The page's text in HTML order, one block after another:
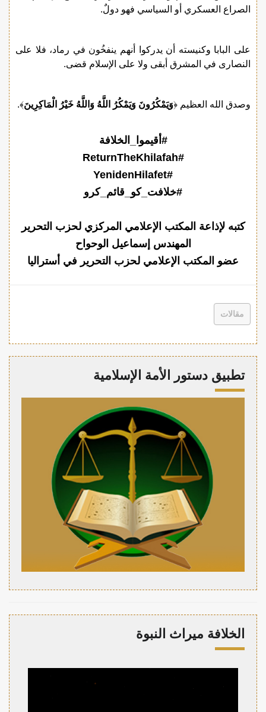
الصراع العسكري أو السياسي فهو دولٌ.
على البابا وكنيسته أن يدركوا أنهم ينفخُون في رماد، فلا على
النصارى في المشرق أبقى ولا على الإسلام قضى.
وصدق الله العظيم ﴿وَيَمْكُرُونَ وَيَمْكُرُ اللَّهُ وَاللَّهُ خَيْرُ الْمَاكِرِينَ﴾.
#أقيموا_الخلافة
#ReturnTheKhilafah
#YenidenHilafet
#خلافت_کو_قائم_کرو
كتبه لإذاعة المكتب الإعلامي المركزي لحزب التحرير
المهندس إسماعيل الوحواح
عضو المكتب الإعلامي لحزب التحرير في أستراليا
مقالات
تطبيق دستور الأمة الإسلامية
الخلافة ميراث النبوة